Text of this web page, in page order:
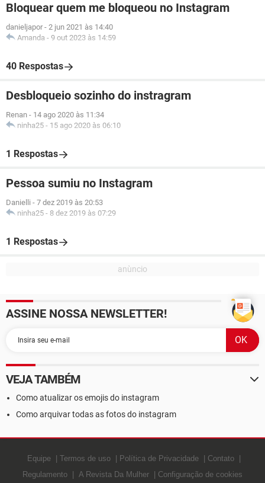
Bloquear quem me bloqueou no Instagram
danieljapor - 2 jun 2021 às 14:40
Amanda - 9 out 2023 às 14:59
40 Respostas
Desbloqueio sozinho do instragram
Renan - 14 ago 2020 às 11:34
ninha25 - 15 ago 2020 às 06:10
1 Respostas
Pessoa sumiu no Instagram
Danielli - 7 dez 2019 às 20:53
ninha25 - 8 dez 2019 às 07:29
1 Respostas
ASSINE NOSSA NEWSLETTER!
VEJA TAMBÉM
Como atualizar os emojis do instagram
Como arquivar todas as fotos do instagram
Equipe Termos de uso Política de Privacidade
Contato
Regulamento
A Revista Da Mulher Configuração de cookies